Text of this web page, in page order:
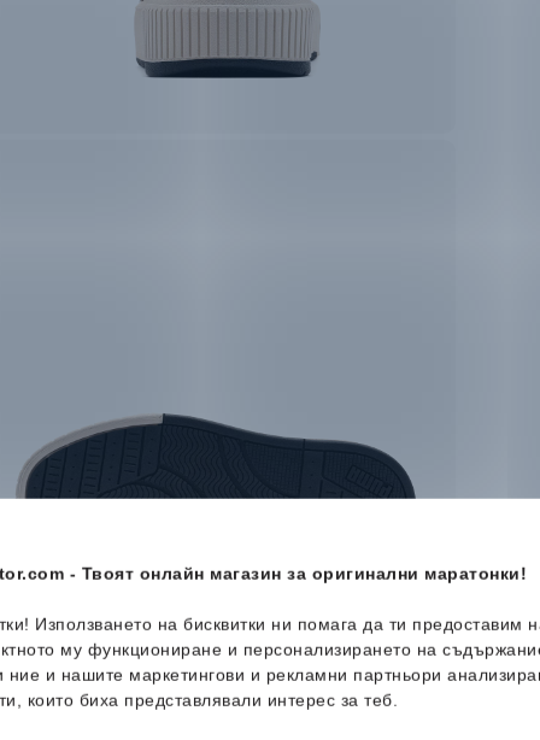
- Твоят онлайн магазин за оригинални маратонки!
Използването на бисквитки ни помага да ти предоставим
му функциониране и персонализирането на
ние и нашите маркетингови и рекламни партньори
които биха представлявали интерес за теб.